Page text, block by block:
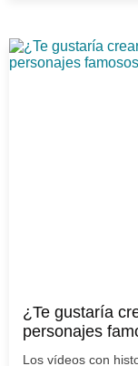
¿Te gustaría
personajes
Los vídeos con